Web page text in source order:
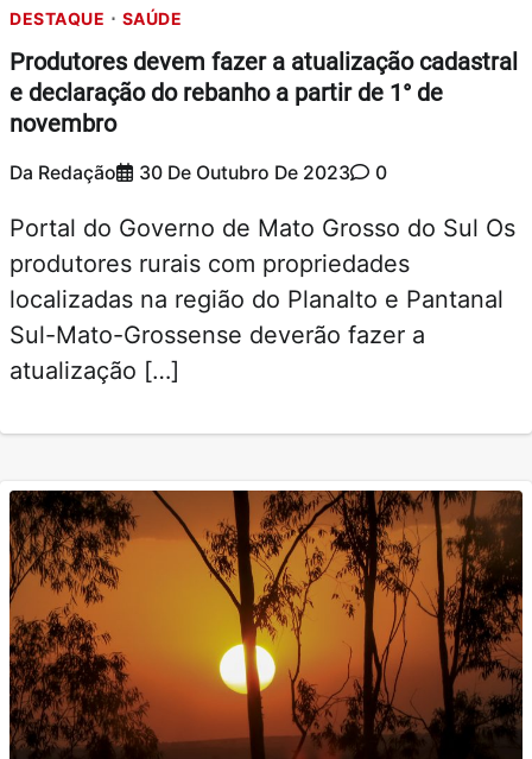
DESTAQUE SAÚDE
Produtores devem fazer a atualização cadastral
e declaração do rebanho a partir de 1° de
novembro
Da Redação 30 De Outubro De 2023 0
Portal do Governo de Mato Grosso do Sul Os
produtores rurais com propriedades
localizadas na região do Planalto e Pantanal
Sul-Mato-Grossense deverão fazer a
atualização […]